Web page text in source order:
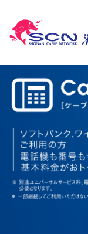
新規加入
ご検討中
ケー
湘南
イ